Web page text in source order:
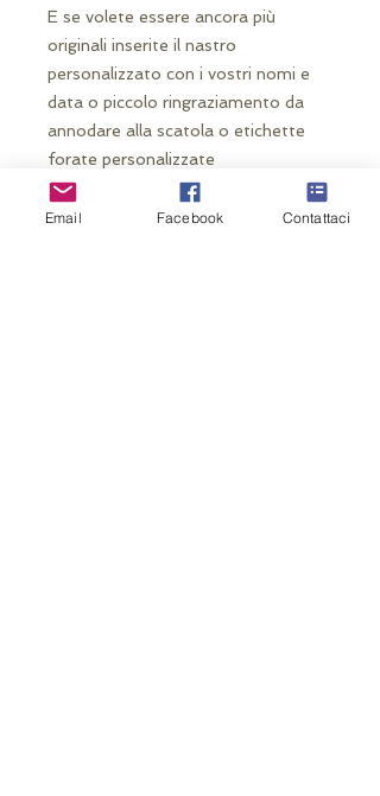
E se volete essere ancora più
originali inserite il nastro
personalizzato con i vostri nomi e
data o piccolo ringraziamento da
annodare alla scatola o etichette
forate personalizzate
Email Facebook Contattaci